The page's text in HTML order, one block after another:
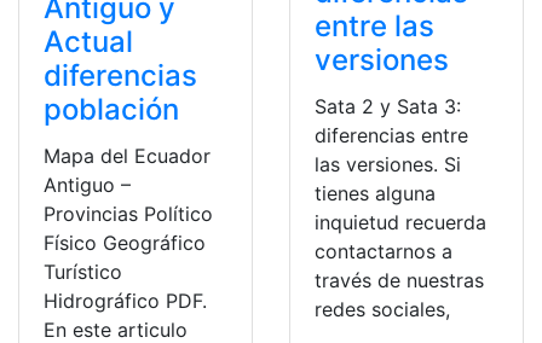
Antiguo y
Actual
diferencias
población
Mapa del Ecuador
Antiguo –
Provincias Político
Físico Geográfico
Turístico
Hidrográfico PDF.
En este articulo
entre las
versiones
Sata 2 y Sata 3:
diferencias entre
las versiones. Si
tienes alguna
inquietud recuerda
contactarnos a
través de nuestras
redes sociales,